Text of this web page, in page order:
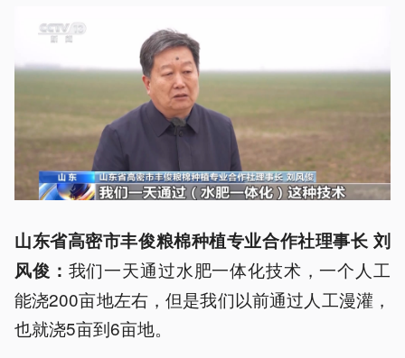
山东省高密市丰俊粮棉种植专业合作社理事长 刘
风俊： 我们一天通过水肥一体化技术，一个人工
能浇200亩地左右，但是我们以前通过人工漫灌，
也就浇5亩到6亩地。